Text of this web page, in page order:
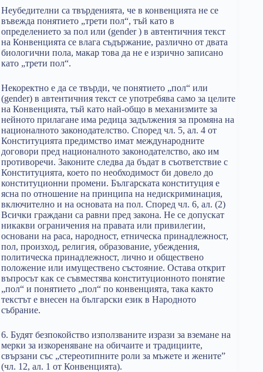
Неубедителни са твърденията, че в конвенцията не се
въвежда понятието „трети пол“, тъй като в
определението за пол или (gender ) в автентичния текст
на Конвенцията се влага съдържание, различно от двата
биологични пола, макар това да не е изрично записано
като „трети пол“.
Некоректно е да се твърди, че понятието „пол“ или
(gender) в автентичния текст се употребява само за целите
на Конвенцията, тъй като най-общо в механизмите за
нейното прилагане има редица задължения за промяна на
националното законодателство. Според чл. 5, ал. 4 от
Конституцията предимство имат международните
договори пред националното законодателство, ако им
противоречи. Законите следва да бъдат в съответствие с
Конституцията, което по необходимост би довело до
конституционни промени. Българската конституция е
ясна по отношение на принципа на недискриминация,
включително и на основата на пол. Според чл. 6, ал. (2)
Всички граждани са равни пред закона. Не се допускат
никакви ограничения на правата или привилегии,
основани на раса, народност, етническа принадлежност,
пол, произход, религия, образование, убеждения,
политическа принадлежност, лично и обществено
положение или имуществено състояние. Остава открит
въпросът как се съвместява конституционното понятие
„пол“ и понятието „пол“ по конвенцията, така както
текстът е внесен на български език в Народното
събрание.
6. Будят безпокойство използваните изрази за вземане на
мерки за изкореняване на обичаите и традициите,
свързани със „стереотипните роли за мъжете и жените”
(чл. 12, ал. 1 от Конвенцията).